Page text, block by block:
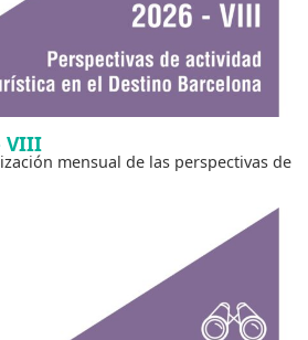
VIII
mensual de las perspectivas de